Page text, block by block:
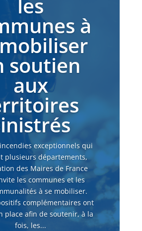
les
à
soutien
aux
exceptionnels qui
plusieurs départements,
des Maires de France
les communes et les
à se mobiliser.
complémentaires ont
place afin de soutenir, à la
fois, les...